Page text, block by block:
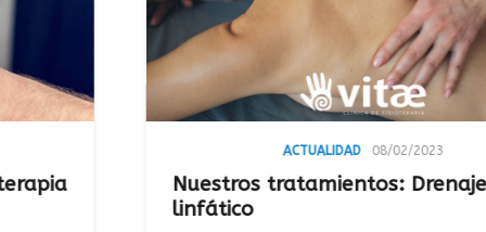
08/02/2023
Nuestros tratamientos: Drenaje